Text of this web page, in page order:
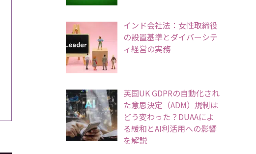
インド会社法：女性取締役
の設置基準とダイバーシテ
ィ経営の実務
英国UK GDPRの自動化され
た意思決定（ADM）規制は
どう変わった？DUAAによ
る緩和とAI利活用への影響
を解説